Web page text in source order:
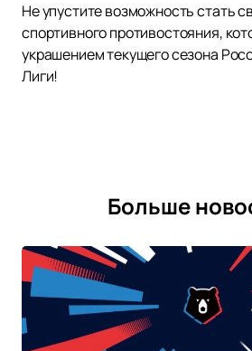
Не упустите возможность стать
спортивного противостояния,
украшением текущего сезона
Лиги!
Больше